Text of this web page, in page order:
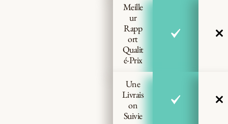
Meille
ur
Rapp
ort
Qualit
é-Prix
Une
Livrais
on
Suivie